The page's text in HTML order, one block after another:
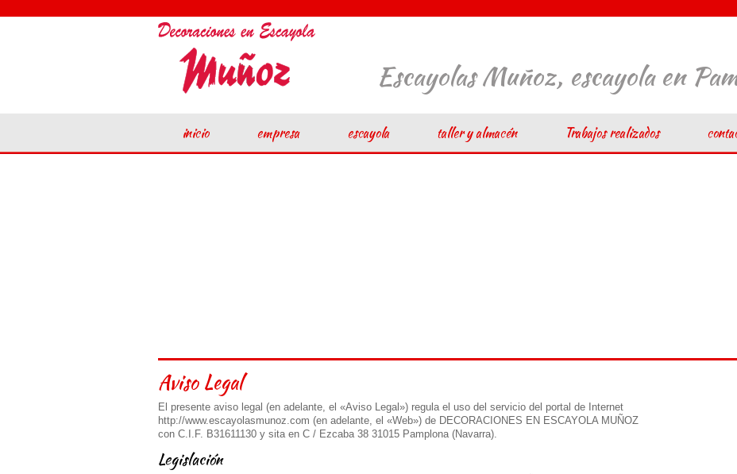
Escayolas Muñoz, escayola en
inicio empresa escayola taller y almacén Trabajos realizados
Aviso Legal
El presente aviso legal (en adelante, el «Aviso Legal») regula el uso del servicio del portal de Internet
http://www.escayolasmunoz.com (en adelante, el «Web») de DECORACIONES EN ESCAYOLA MUÑOZ
con C.I.F. B31611130 y sita en C / Ezcaba 38 31015 Pamplona (Navarra).
Legislación